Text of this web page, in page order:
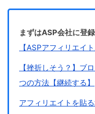
まずはASP会社に登
【ASPアフィリエイ
【挫折しそう？】ブ
つの方法【継続する】
アフィリエイトを貼